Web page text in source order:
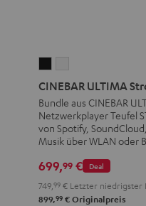
ULTIMA
Streaming
Schwarz
ULTIMA
Streaming
Weiß
CINEBAR ULTIMA
Bundle aus CINEBAR
Netzwerkplayer Teufel
von Spotify,
Musik über WLAN oder
Deal
699,99 €
749, 99 € Letzter niedrigster
899,99 € Originalpreis